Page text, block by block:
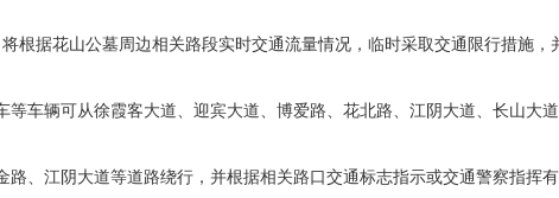
据花山公墓周边相关路段实时交通流量情况，临时采取交通限行措施，
辆可从徐霞客大道、迎宾大道、博爱路、花北路、江阴大道、长山大
江阴大道等道路绕行，并根据相关路口交通标志指示或交通警察指挥有